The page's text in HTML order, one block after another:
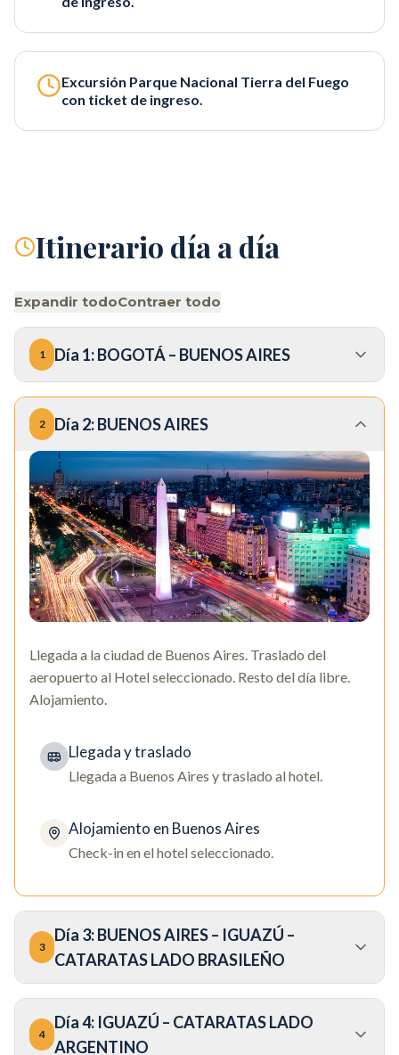
Excursión Parque Nacional Tierra del Fuego
con ticket de ingreso.
Itinerario día a día
Expandir todoContraer todo
1 Día 1:BOGOTÁ – BUENOS AIRES
2 Día 2:BUENOS AIRES
Llegada a la ciudad de Buenos Aires. Traslado del
aeropuerto al Hotel seleccionado. Resto del día libre.
Alojamiento.
Llegada y traslado
Llegada a Buenos Aires y traslado al hotel.
Alojamiento en Buenos Aires
Check-in en el hotel seleccionado.
3
Día 3:BUENOS AIRES – IGUAZÚ –
CATARATAS LADO BRASILEÑO
4
Día4: IGUAZÚ – CATARATAS LADO
ARGENTINO